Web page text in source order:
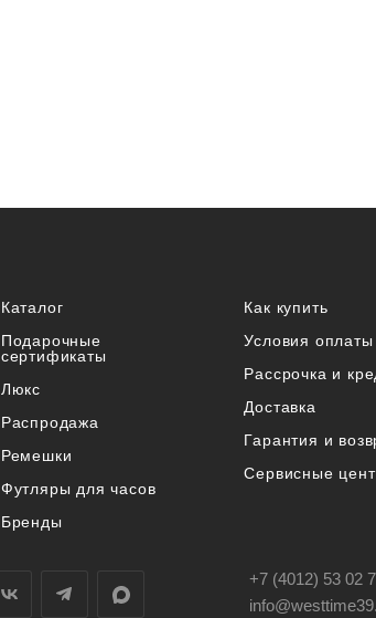
Каталог
Подарочные
сертификаты
Люкс
Распродажа
Ремешки
Футляры для часов
Бренды
Как купить
Условия оплаты
Рассрочка и
Доставка
Гарантия и
Сервисные
+7 (4012) 53 02